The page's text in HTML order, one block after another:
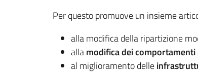
Per questo promuove un insieme
alla modifica della ripartizione
allamodifica dei comportamenti
al miglioramento delle